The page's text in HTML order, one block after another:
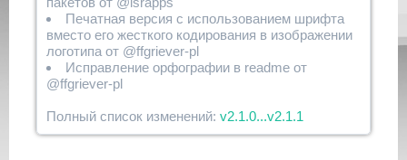
Печатная версия с использованием шрифта
вместо его жесткого кодирования в изображении
логотипа от @ffgriever-pl
Исправление орфографии в readme от
@ffgriever-pl
Полный список изменений: v2.1.0...v2.1.1